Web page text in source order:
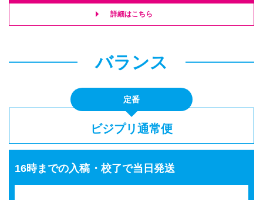
詳細はこちら
バランス
定番
ビジプリ通常便
16時までの入稿・校了で当日発送